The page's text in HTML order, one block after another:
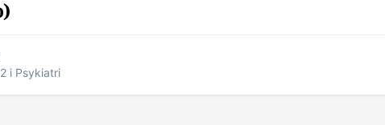
i Psykiatri